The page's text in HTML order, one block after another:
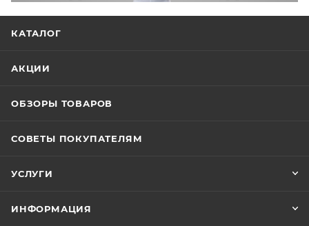
КАТАЛОГ
АКЦИИ
ОБЗОРЫ ТОВАРОВ
СОВЕТЫ ПОКУПАТЕЛЯМ
УСЛУГИ
ИНФОРМАЦИЯ